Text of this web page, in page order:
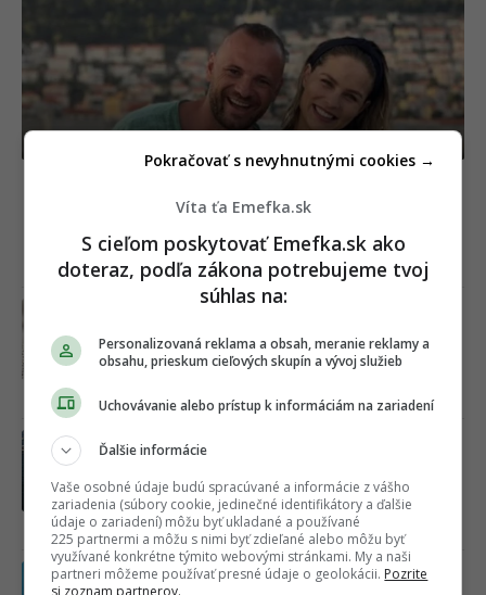
sa spolu ukázali na Lovestreame, no ich reč
tela odhalila úplne všetko
Včera 10:15
Vletia aj cez sieťku a už sa ich
zbaviť múch a komárov za pár centov
Včera 06:44
Horúca kauza Mariána Gáboríka je v
spôsobom vyjadrila aj jeho manželka
Ivana
06.08.2026
Slováci budú poriadne zúriť. Z
Víta ťa Emefka.sk
S cieľom poskytovať Emefka.sk ako
doteraz, podľa zákona potrebujeme tvoj
súhlas na:
Personalizovaná reklama a obsah, meranie reklamy a
obsahu, prieskum cieľových skupín a vývoj služieb
Uchovávanie alebo prístup k informáciám na zariadení
Ďalšie informácie
Vaše osobné údaje budú spracúvané a informácie z vášho
zariadenia (súbory cookie, jedinečné identifikátory a ďalšie
údaje o zariadení) môžu byť ukladané a používané
225 partnermi a môžu s nimi byť zdieľané alebo môžu byť
využívané konkrétne týmito webovými stránkami. My a naši
partneri môžeme používať presné údaje o geolokácii. Pozrite
si zoznam partnerov.
Pokračovať s nevyhnutnými cookies →